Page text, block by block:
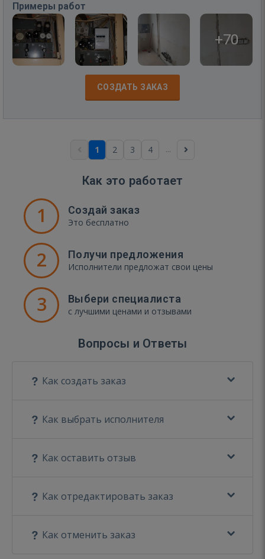
Примеры работ
+70
СОЗДАТЬ ЗАКАЗ
1 2 3 4 ...
Как это работает
1 Создай заказ
Это бесплатно
2 Получи предложения
Исполнители предложат свои цены
3 Выбери специалиста
с лучшими ценами и отзывами
Вопросы и Ответы
Как создать заказ
Как выбрать исполнителя
Как оставить отзыв
Как отредактировать заказ
Как отменить заказ